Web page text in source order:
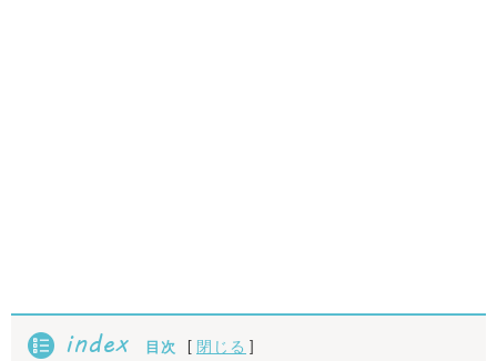
index 目次 [ 閉じる ]